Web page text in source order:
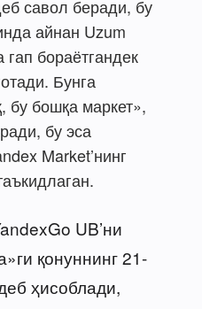
савол беради, бу
айнан Uzum
гап бораётгандек
Бунга
бу бошқа маркет»,
бу эса
Market’нинг
UB’ни
қонуннинг 21-
ҳисоблади,